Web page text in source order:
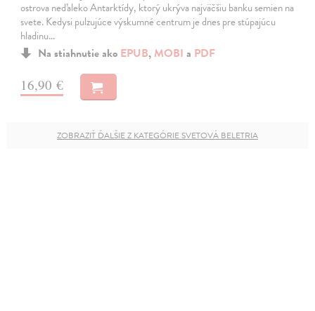
ostrova neďaleko Antarktídy, ktorý ukrýva najväčšiu banku semien na
svete. Kedysi pulzujúce výskumné centrum je dnes pre stúpajúcu
hladinu…
Na stiahnutie ako EPUB, MOBI a PDF
16,90 €
ZOBRAZIŤ ĎALŠIE Z KATEGÓRIE SVETOVÁ BELETRIA